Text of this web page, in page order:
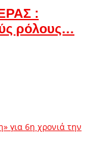
:
ρόλους…
για 6η χρονιά την